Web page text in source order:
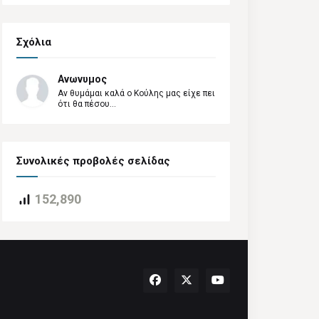
Σχόλια
Ανωνυμος
Αν θυμάμαι καλά ο Κούλης μας είχε πει
ότι θα πέσου...
Συνολικές προβολές σελίδας
152,890